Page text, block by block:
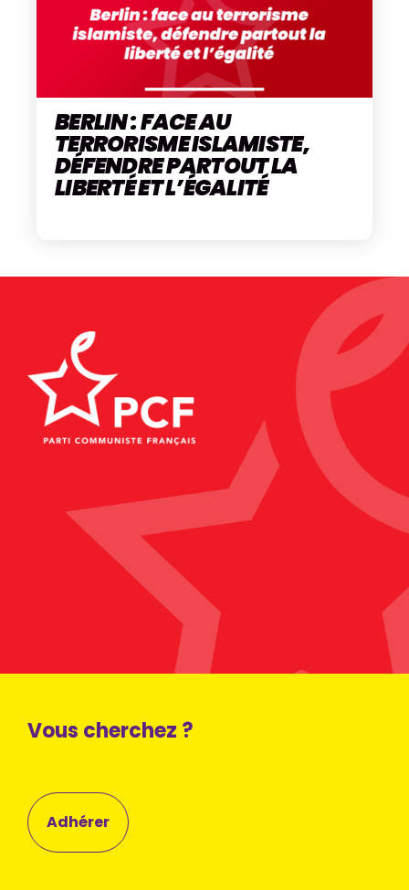
BERLIN : FACE AU
TERRORISME ISLAMISTE,
DÉFENDRE PARTOUT LA
LIBERTÉ ET L’ÉGALITÉ
Vous cherchez ?
Adhérer